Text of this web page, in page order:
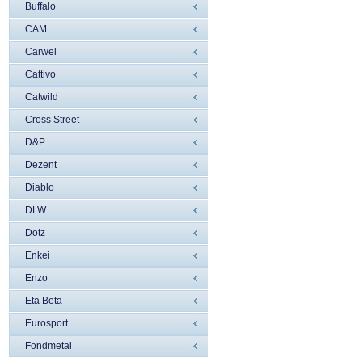
Buffalo
CAM
Carwel
Cattivo
Catwild
Cross Street
D&P
Dezent
Diablo
DLW
Dotz
Enkei
Enzo
Eta Beta
Eurosport
Fondmetal